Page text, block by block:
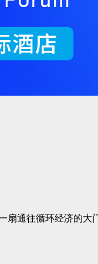
通往循环经济的大